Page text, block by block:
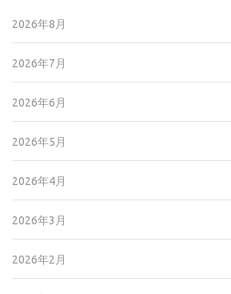
2026年8月
2026年7月
2026年6月
2026年5月
2026年4月
2026年3月
2026年2月